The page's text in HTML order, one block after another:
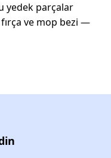
yedek parçalar
fırça ve mop bezi —